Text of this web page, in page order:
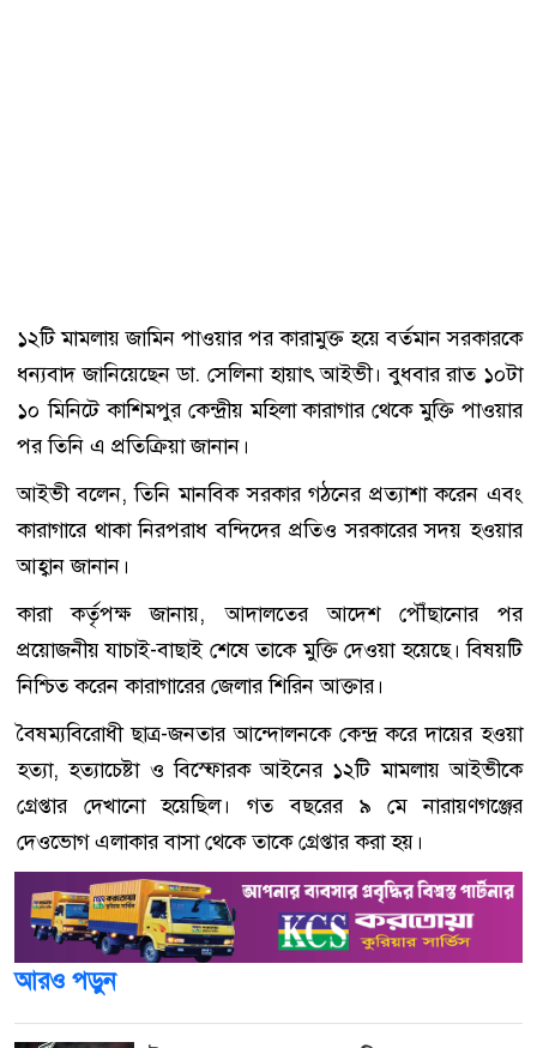
১২টি মামলায় জামিন পাওয়ার পর কারামুক্ত হয়ে বর্তমান সরকারকে
ধন্যবাদ জানিয়েছেনডা. সেলিনা হায়াৎ আইভী। বুধবার রাত ১০টা
১০ মিনিটেকাশিমপুর কেন্দ্রীয় মহিলা কারাগারথেকে মুক্তি পাওয়ার
পর তিনি এ প্রতিক্রিয়া জানান।
আইভী বলেন, তিনি মানবিক সরকার গঠনের প্রত্যাশা করেন এবং
কারাগারে থাকা নিরপরাধ বন্দিদের প্রতিও সরকারের সদয় হওয়ার
আহ্বান জানান।
কারা কর্তৃপক্ষ জানায়, আদালতের আদেশ পৌঁছানোর পর
প্রয়োজনীয় যাচাই-বাছাই শেষে তাকে মুক্তি দেওয়া হয়েছে। বিষয়টি
নিশ্চিত করেন কারাগারের জেলারশিরিন আক্তার।
বৈষম্যবিরোধী ছাত্র-জনতার আন্দোলনকে কেন্দ্র করে দায়ের হওয়া
হত্যা, হত্যাচেষ্টা ও বিস্ফোরক আইনের ১২টি মামলায় আইভীকে
গ্রেপ্তার দেখানো হয়েছিল। গত বছরের ৯ মে নারায়ণগঞ্জের
দেওভোগ এলাকার বাসা থেকে তাকে গ্রেপ্তার করা হয়।
আরও পড়ুন